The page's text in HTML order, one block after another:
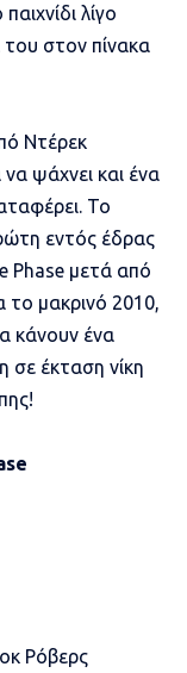
λίγο
στον πίνακα
Ντέρεκ
ψάχνει και ένα
Το
εντός έδρας
Phase μετά από
το μακρινό 2010,
κάνουν ένα
σε έκταση νίκη
Ρόβερς